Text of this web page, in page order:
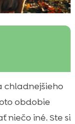
psa?
vnímanie?
chladnejšieho
obdobie
niečo iné. Ste si